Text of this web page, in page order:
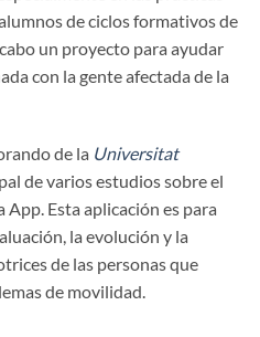
de ciclos formativos de
un proyecto para ayudar
con la gente afectada de la
de la Universitat
de varios estudios sobre el
Esta aplicación es para
la evolución y la
de las personas que
de movilidad.